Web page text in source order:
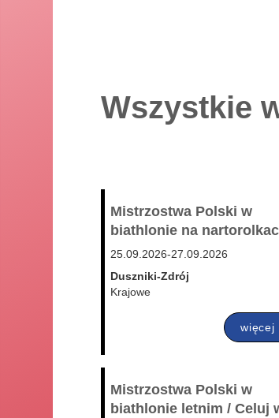
Wszystkie
Mistrzostwa Polski w
biathlonie na
25.09.2026-27.09.2026
Duszniki-Zdrój
Krajowe
więcej
Mistrzostwa Polski w
biathlonie letnim / Celuj